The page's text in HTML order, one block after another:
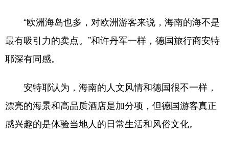
“欧洲海岛也多，对欧洲游客来说，海南的海不是
最有吸引力的卖点。”和许丹军一样，德国旅行商安特
耶深有同感。
安特耶认为，海南的人文风情和德国很不一样，
漂亮的海景和高品质酒店是加分项，但德国游客真正
感兴趣的是体验当地人的日常生活和风俗文化。